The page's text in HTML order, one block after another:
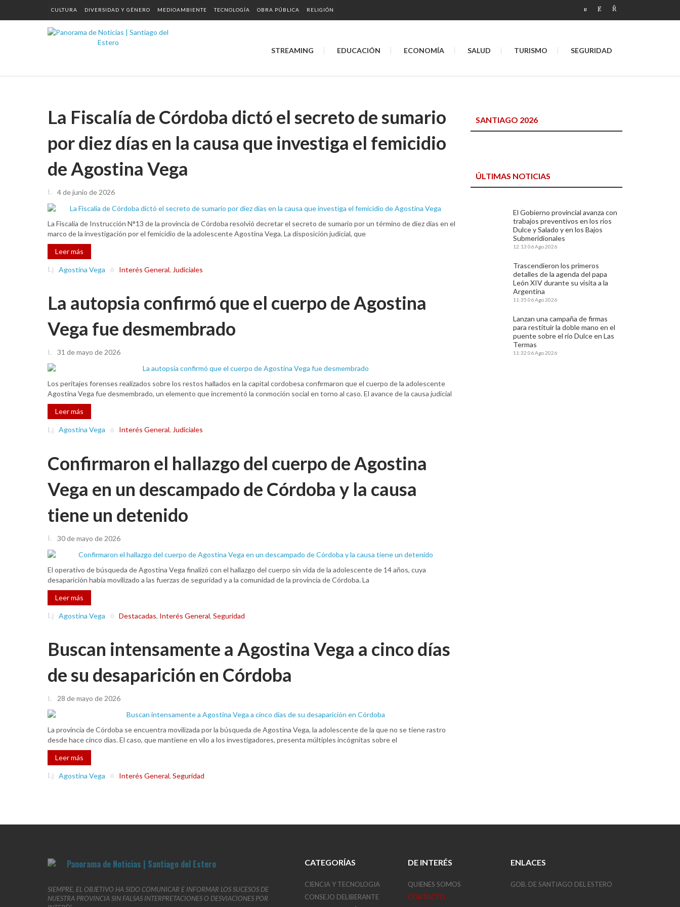
CULTURA DIVERSIDAD Y GÉNERO MEDIOAMBIENTE TECNOLOGÍA OBRA PÚBLICA RELIGIÓN
STREAMING EDUCACIÓN ECONOMÍA SALUD TURISMO SEGURIDAD
La Fiscalía de Córdoba dictó el secreto de sumario
por diez días en la causa que investiga el femicidio
de Agostina Vega
4 de junio de 2026
La Fiscalía de Instrucción N°13 de la provincia de Córdoba resolvió decretar el secreto de sumario por un término de diez días en el
marco de la investigación por el femicidio de la adolescente Agostina Vega. La disposición judicial, que
Leer más
Agostina Vega Interés General, Judiciales
La autopsia confirmó que el cuerpo de Agostina
Vega fue desmembrado
31 de mayo de 2026
Los peritajes forenses realizados sobre los restos hallados en la capital cordobesa confirmaron que el cuerpo de la adolescente
Agostina Vega fue desmembrado, un elemento que incrementó la conmoción social en torno al caso. El avance de la causa judicial
Leer más
Agostina Vega Interés General, Judiciales
Confirmaron el hallazgo del cuerpo de Agostina
Vega en un descampado de Córdoba y la causa
tiene un detenido
30 de mayo de 2026
El operativo de búsqueda de Agostina Vega finalizó con el hallazgo del cuerpo sin vida de la adolescente de 14 años, cuya
desaparición había movilizado a las fuerzas de seguridad y a la comunidad de la provincia de Córdoba. La
Leer más
Agostina Vega Destacadas, Interés General, Seguridad
Buscan intensamente a Agostina Vega a cinco días
de su desaparición en Córdoba
28 de mayo de 2026
La provincia de Córdoba se encuentra movilizada por la búsqueda de Agostina Vega, la adolescente de la que no se tiene rastro
desde hace cinco días. El caso, que mantiene en vilo a los investigadores, presenta múltiples incógnitas sobre el
Leer más
Agostina Vega Interés General, Seguridad
SANTIAGO 2026
ÚLTIMAS NOTICIAS
El Gobierno provincial avanza con
trabajos preventivos en los ríos
Dulce y Salado y en los Bajos
Submeridionales
12:13 06 Ago 2026
Trascendieron los primeros
detalles de la agenda del papa
León XIV durante su visita a la
Argentina
11:35 06 Ago 2026
Lanzan una campaña de firmas
para restituir la doble mano en el
puente sobre el río Dulce en Las
Termas
11:32 06 Ago 2026
SIEMPRE, EL OBJETIVO HA SIDO COMUNICAR E INFORMAR LOS SUCESOS DE
NUESTRA PROVINCIA SIN FALSAS INTERPRETACIONES O DESVIACIONES POR
CATEGORÍAS
CIENCIA Y TECNOLOGIA
CONSEJO DELIBERANTE
DE INTERÉS
QUIENES SOMOS
CONTACTO
ENLACES
GOB. DE SANTIAGO DEL ESTERO